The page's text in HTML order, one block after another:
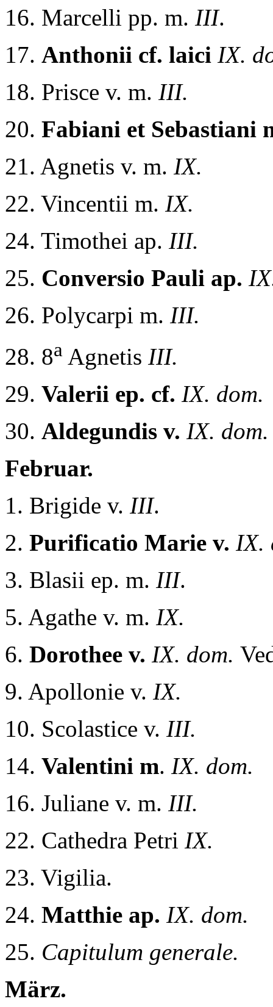
16. Marcelli pp. m. III.
17. Anthonii cf. laici IX.
18. Prisce v. m. III.
20. Fabiani et Sebastiani
21. Agnetis v. m. IX.
22. Vincentii m. IX.
24. Timothei ap. III.
25. Conversio Pauli ap.
26. Polycarpi m. III.
28. 8a Agnetis III.
29. Valerii ep. cf. IX. dom.
30. Aldegundis v. IX. dom.
Februar.
1. Brigide v. III.
2. Purificatio Marie v. IX.
3. Blasii ep. m. III.
5. Agathe v. m. IX.
6. Dorothee v. IX. dom.
9. Apollonie v. IX.
10. Scolastice v. III.
14. Valentini m. IX. dom.
16. Juliane v. m. III.
22. Cathedra Petri IX.
23. Vigilia.
24. Matthie ap. IX. dom.
25. Capitulum generale.
März.